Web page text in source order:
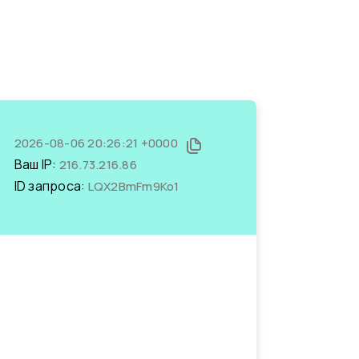
2026-08-06 20:26:21 +0000
Ваш IP: 216.73.216.86
ID запроса: LQX2BmFm9Ko1